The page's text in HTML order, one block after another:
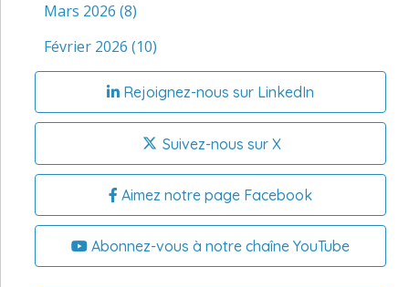
Mars 2026 (8)
Février 2026 (10)
Rejoignez-nous sur LinkedIn
Suivez-nous sur X
Aimez notre page Facebook
Abonnez-vous à notre chaîne YouTube